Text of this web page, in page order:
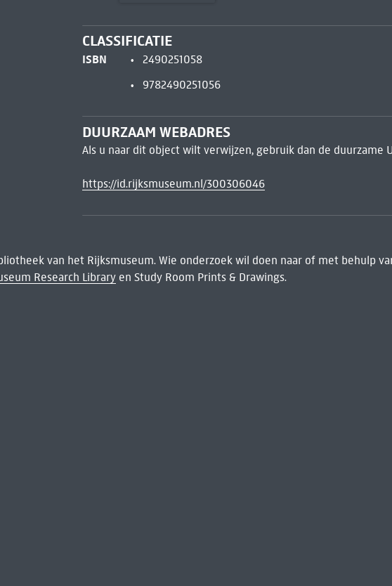
CLASSIFICATIE
ISBN
2490251058
9782490251056
DUURZAAM WEBADRES
Als u naar dit object wilt verwijzen, gebruik dan de duurzame
https://id.rijksmuseum.nl/300306046
van het Rijksmuseum. Wie onderzoek wil doen naar of met behulp
Research Libraryen Study Room Prints & Drawings.